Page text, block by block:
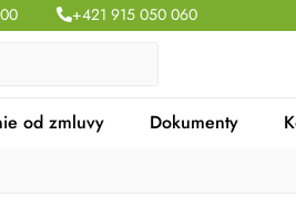
+421 915 050 060
od zmluvy Dokumenty